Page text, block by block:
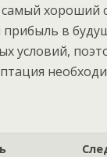
хороший
в
условий,